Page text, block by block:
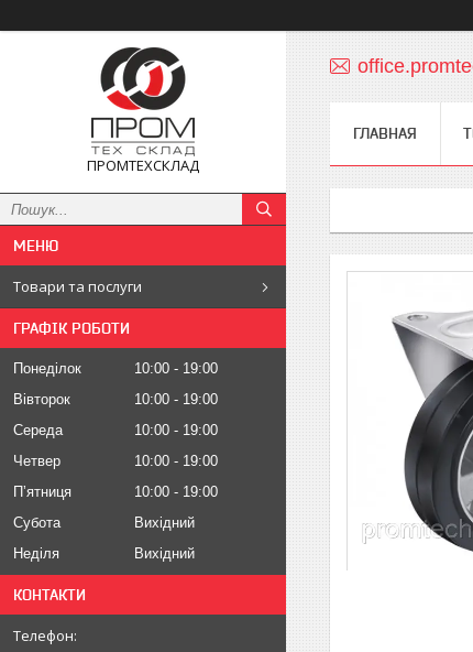
ПРОМТЕХСКЛАД
Товари та послуги
ГРАФІК РОБОТИ
Понеділок 10:00
19:00
Вівторок
10:00
19:00
Середа
10:00
19:00
Четвер
10:00
19:00
Пʼятниця
10:00
19:00
Субота
Вихідний
Неділя
Вихідний
КОНТАКТИ
ГЛАВНАЯ